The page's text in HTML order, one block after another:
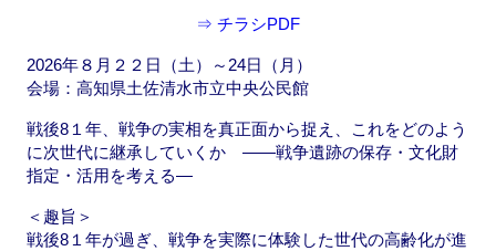
⇒ チラシPDF
2026年８月２２日（土）～24日（月）
会場：高知県土佐清水市立中央公民館
戦後8１年、戦争の実相を真正面から捉え、これをどのよう
に次世代に継承していくか ――戦争遺跡の保存・文化財
指定・活用を考える―
＜趣旨＞
戦後8１年が過ぎ、戦争を実際に体験した世代の高齢化が進